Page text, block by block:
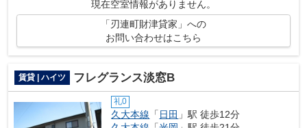
現在空室情報がありません。
「刃連町財津貸家」への
お問い合わせはこちら
賃貸 | ハイツ フレグランス淡窓B
礼0
久大本線 「 日田 」駅 徒歩12分